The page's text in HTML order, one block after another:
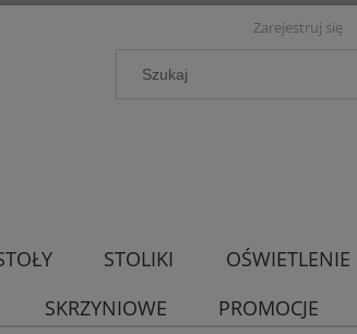
Zarejestruj się
STOLIKI OŚWIETLENIE
SKRZYNIOWE PROMOCJE